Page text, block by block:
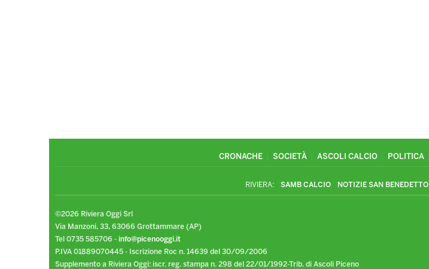
CRONACHE SOCIETÀ ASCOLI CALCIO POLITICA
RIVIERA: SAMB CALCIO NOTIZIE SAN BENEDETTO
©2026 Riviera Oggi Srl
Via Manzoni, 33, 63066 Grottammare (AP)
Tel 0735 585706 - info@picenooggi.it
P.IVA 01889070445 - Iscrizione Roc n. 14639 del 30/09/2006
Supplemento a Riviera Oggi: iscr. reg. stampa n. 298 del 22/01/1992-Trib. di Ascoli Piceno